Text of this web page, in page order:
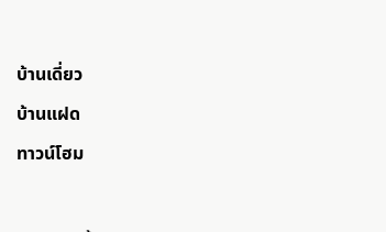
บ้านเดี่ยว
บ้านแฝด
ทาวน์โฮม